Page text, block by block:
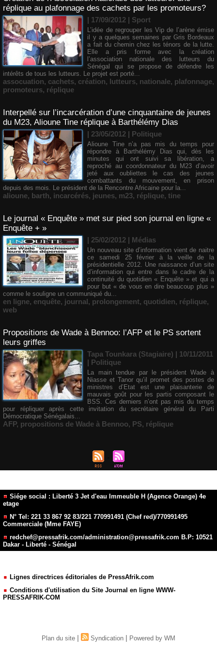
réplique au plafonnage des cachets par les promoteurs?
| 17/09/2012 | Sport
L’idée de regrouper les Vip de l’arène émise
il y a quelques semaines par Gris Bordeaux
a fait du chemin chez les ténors de la lutte.
Elle a pris forme avec la création
l’association nationale des lutteurs du
Sénégal qui se propose de défendre les
intérêts de tous les lutteurs. Le projet est porté...
assocuation, cachets, création, lutteurs, nationale, plafonnage,
promoteurs, réplique
Interpellé sur l’incarcération d’une cinquantaine de jeunes
du M23, Alioune Tine réplique à Barthélémy Dias
| 23/05/2012 | Politique
Alioune Tine n’a pas mis du temps pour
répondre à Barthélémy Dias qui, dès les
minutes qui ont suivi sa libération, a
reproché au coordonnateur du M23 d’avoir
jeté aux oubliettes le cas des jeunes
combattants du mouvement, en prison
depuis des mois. Le président de la Rencontre Africaine pour la...
alioune, barth, incarcérés, jeunes, m23, réplique, tine
Le journal « Enquête » met sur pied son journal en ligne «
Enquête + »
| 25/02/2012 | Médias
Un nouveau site d’information vient de naitre
ce samedi 25 février à la veille de la
présidentielle 2012. Une naissance d’un site
d’information qui entre dans le cadre de la
continuité du quotidien « Enquête » et qui a
pour but « de vous en dire beaucoup plus »
comme le souligne un communiqué du...
en ligne, enquête, journal, prolongement, quotidien, réplique,
web
Propositions de Wade à Bennoo: l’AFP et le PS sortent
leurs griffes
Tapa Tounkara (Stagiaire) | 10/11/2011
| Politique
La main tendue par le président Wade à
Niasse et Tanor qu’il promet des postes de
ministres d’Etat est une plaisanterie de
mauvais goût pour les partis composant le
BSS. Ces derniers n’ont pas mis du temps
pour répliquer après cette invitation du secrétaire général du Parti
Démocratique Sénégalais...
AFP, propositions de Wade à Bennoo, PS, réplique
Siége social : Liberté 3 Jet d'eau Immeuble H (Agence Orange) 4e
etage
N° Tel: 221 33 867 92 83/221 770991491 (Chef red)/770991495
Commerciale (Mme FAYE)
redchef@pressafrik.com/administration@pressafrik.com B.P: 10521
Dakar - Liberté - Sénégal
Lignes directrices éditoriales de PressAfrik.com
Conditions d'utilisation du Site Journal en ligne WWW-
PRESSAFRIK-COM
Plan du site | Syndication | Powered by WM